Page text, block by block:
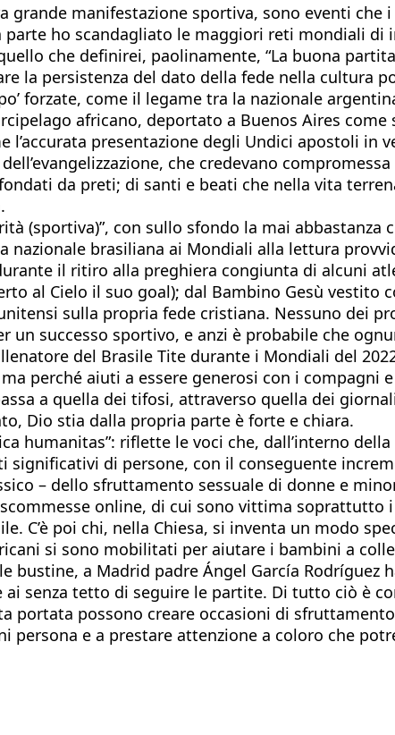
manifestazione sportiva, sono eventi
parte ho scandagliato le maggiori reti mondiali
che definirei, paolinamente, “La buona
la persistenza del dato della fede nella cultura
forzate, come il legame tra la nazionale
africano, deportato a Buenos Aires
l’accurata presentazione degli Undici apostoli in
che credevano
da preti; di santi e beati che nella vita
(sportiva)”, con sullo sfondo la mai abbastanza
nazionale brasiliana ai Mondiali alla lettura
il ritiro alla preghiera congiunta di alcuni
al Cielo il suo goal); dal Bambino Gesù vestito
sulla propria fede cristiana. Nessuno dei
successo sportivo, e anzi è probabile che
del Brasile Tite durante i Mondiali del
perché aiuti a essere generosi con i compagni
a quella dei tifosi, attraverso quella dei
Dio stia dalla propria parte è forte e chiara.
humanitas”: riflette le voci che, dall’interno
di persone, con il conseguente
– dello sfruttamento sessuale di donne e
online, di cui sono vittima
C’è poi chi, nella Chiesa, si inventa un modo
si sono mobilitati per aiutare i bambini a
bustine, a Madrid padre Ángel García Rodríguez
senza tetto di seguire le partite. Di tutto ciò è
portata possono creare occasioni di
persona e a prestare attenzione a coloro che